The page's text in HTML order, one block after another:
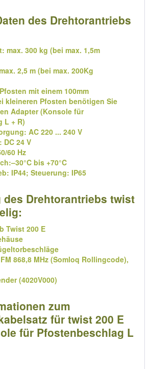
des Drehtorantriebs
max. 300 kg (bei max. 1,5m
2,5 m (bei max. 200Kg
mit einem 100mm
kleineren Pfosten benötigen Sie
Adapter (Konsole für
L + R)
AC 220 ... 240 V
24 V
60 Hz
bis +70°C
IP44; Steuerung: IP65
des Drehtorantriebs twist
Twist 200 E
868,8 MHz (Somloq Rollingcode),
(4020V000)
zum
für twist 200 E
für Pfostenbeschlag L